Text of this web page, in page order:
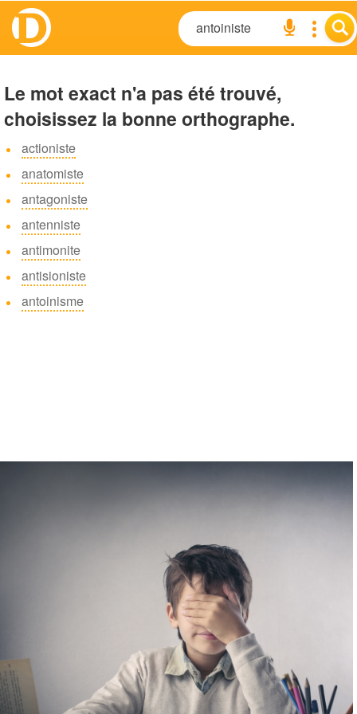
Le mot exact n'a pas été trouvé,
choisissez la bonne orthographe.
actioniste
anatomiste
antagoniste
antenniste
antimonite
antisioniste
antoinisme